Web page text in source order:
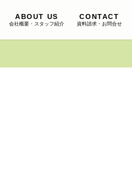
ABOUT US
会社概要・スタッフ紹介
CONTACT
資料請求・お問合せ